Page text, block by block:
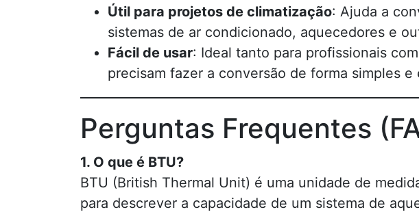
Útil para projetos de climatização: Ajuda a
sistemas de ar condicionado, aquecedores e
Fácil de usar: Ideal tanto para profissionais
precisam fazer a conversão de forma simples e
Perguntas Frequentes
1. O que é BTU?
BTU (British Thermal Unit) é uma unidade de
para descrever a capacidade de um sistema de